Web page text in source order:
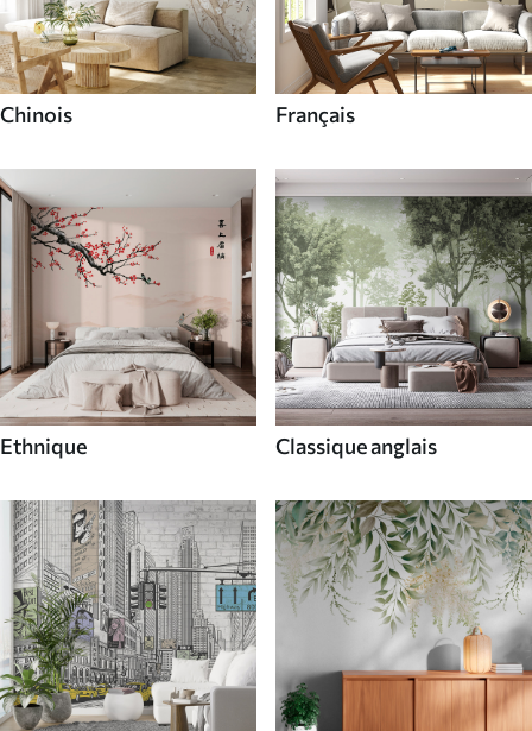
Chinois Français
Ethnique Classique anglais